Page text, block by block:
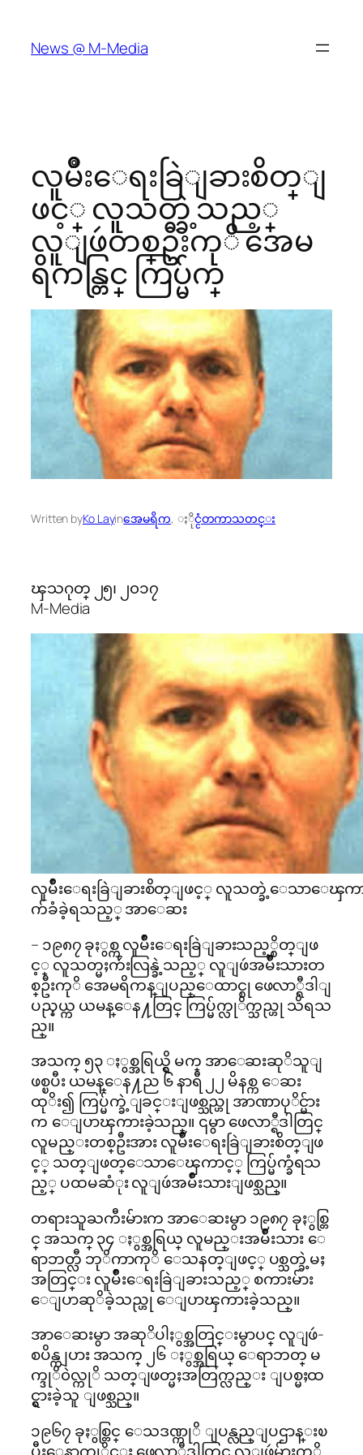
content
News @ M-Media
လူမ်ိဳးေရးခြဲျခားစိတ္ျ
ဖင့္ လူသတ္ခဲ့သည့္
လူျဖဴတစ္ဦးကုိ အေမ
ရိကန္တြင္ ကြပ္မ်က္
Written byKo Layinအေမရိက, ႏိုင္ငံတကာသတင္း
ၾသဂုတ္ ၂၅၊ ၂၀၁၇
M-Media
လူမ်ိဳးေရးခြဲျခားစိတ္ျဖင့္ လူသတ္ခဲ့ေသာေ
က်ခံခဲ့ရသည့္ အာေဆး
– ၁၉၈၇ ခုႏွစ္က လူမ်ိဳးေရးခြဲျခားသည့္စိတ္ျဖ
င့္ လူသတ္မႈက်ဴးလြန္ခဲ့သည့္ လူျဖဴအမ်ိဳးသားတ
စ္ဦးကုိ အေမရိကန္ျပည္ေထာင္စု ဖေလာ္ရီဒါျ
ပည္နယ္က ယမန္ေန႔တြင္ ကြပ္မ်က္လုိက္သည္ဟု သိရသ
ည္။
အသက္ ၅၃ ႏွစ္အရြယ္ရွိ မက္ အာေဆးဆုိသူျ
ဖစ္ၿပီး ယမန္ေန႔ည ၆ နာရီ ၂၂ မိနစ္က ေဆး
ထုိး၍ ကြပ္မ်က္ခဲ့ျခင္းျဖစ္သည္ဟု အာဏာပုိင္မ်ား
က ေျပာၾကားခဲ့သည္။ ၎မွာ ဖေလာ္ရီဒါတြင္
လူမည္းတစ္ဦးအား လူမ်ိဳးေရးခြဲျခားစိတ္ျဖ
င့္ သတ္ျဖတ္ေသာေၾကာင့္ ကြပ္မ်က္ခံရသ
ည့္ ပထမဆံုး လူျဖဴအမ်ိဳးသားျဖစ္သည္။
တရားသူႀကီးမ်ားက အာေဆးမွာ ၁၉၈၇ ခုႏွစ္တြ
င္ အသက္ ၃၄ ႏွစ္အရြယ္ လူမည္းအမ်ိဳးသား ေ
ရာဘတ္လီ ဘုိကာကုိ ေသနတ္ျဖင့္ ပစ္သတ္ခဲ့မႈ
အတြင္း လူမ်ိဳးေရးခြဲျခားသည့္ စကားမ်ား
ေျပာဆုိခဲ့သည္ဟု ေျပာၾကားခဲ့သည္။
အာေဆးမွာ အဆုိပါႏွစ္အတြင္းမွာပင္ လူျဖဴ-
စပိန္ကျပား အသက္ ၂၆ ႏွစ္အရြယ္ ေရာဘတ္ မ
က္ဒုိ၀ဲလ္ကုိ သတ္ျဖတ္မႈအတြက္လည္း ျပစ္မႈထ
င္ရွားခဲ့သူ ျဖစ္သည္။
၁၉၆၇ ခုႏွစ္တြင္ ေသဒဏ္ကုိ ျပန္လည္ျပဌာန္းၿ
ပီးေနာက္ပုိင္း ဖေလာ္ရီဒါတြင္ လူျဖဴမ်ားကုိ